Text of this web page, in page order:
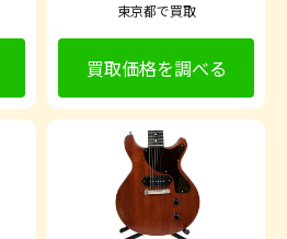
東京都で買取
買取価格を調べる